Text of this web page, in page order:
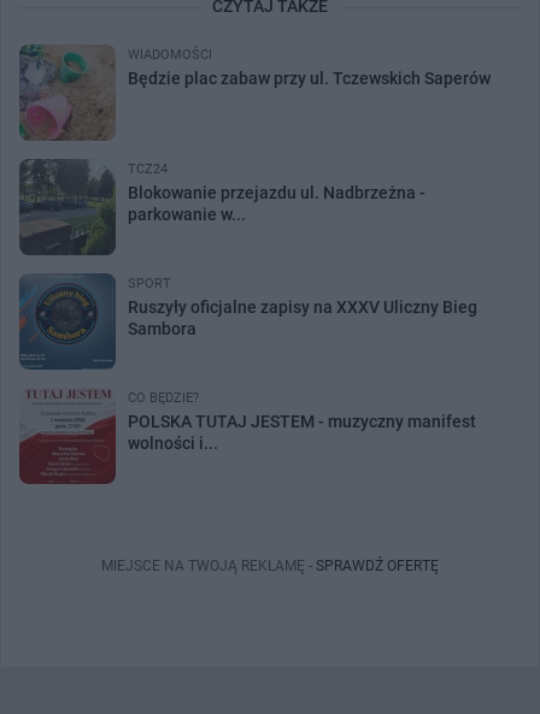
CZYTAJ TAKŻE
WIADOMOŚCI
Będzie plac zabaw przy ul. Tczewskich Saperów
TCZ24
Blokowanie przejazdu ul. Nadbrzeżna -
parkowanie w...
SPORT
Ruszyły oficjalne zapisy na XXXV Uliczny Bieg
Sambora
CO BĘDZIE?
POLSKA TUTAJ JESTEM - muzyczny manifest
wolności i...
MIEJSCE NA TWOJĄ REKLAMĘ - SPRAWDŹ OFERTĘ